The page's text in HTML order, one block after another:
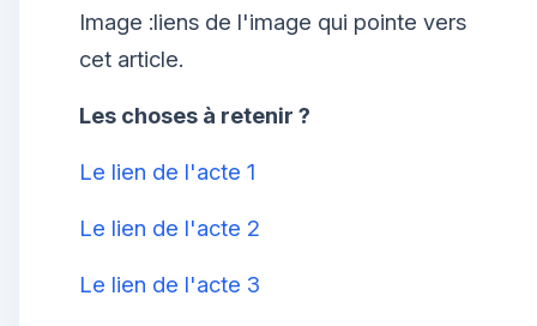
Image :liens de l'image qui pointe vers
cet article.
Les choses à retenir ?
Le lien de l'acte 1
Le lien de l'acte 2
Le lien de l'acte 3